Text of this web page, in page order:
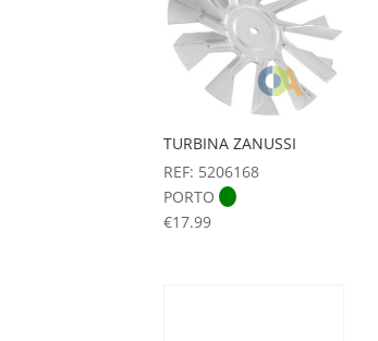
TURBINA ZANUSSI
REF: 5206168
PORTO
€17.99